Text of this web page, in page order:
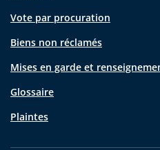
Vote par procuration
Biens non réclamés
Mises en garde et
Glossaire
Plaintes